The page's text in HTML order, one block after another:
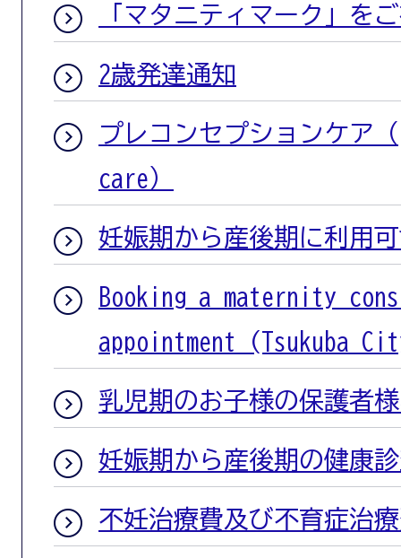
「マタニティマーク」を
2歳発達通知
プレコンセプションケア
care）
妊娠期から産後期に利用
Booking a maternity
appointment (Tsukuba
乳児期のお子様の保護者
妊娠期から産後期の健康
不妊治療費及び不育症治